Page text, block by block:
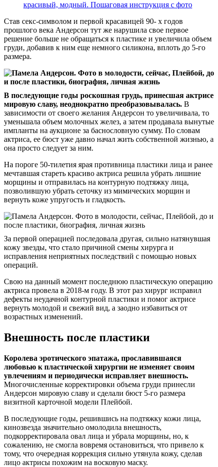
красивый, модный. Пошаговая инструкция с фото
Став секс-символом и первой красавицей 90- х годов
прошлого века Андерсон тут же нарушила свое первое
решение больше не обращаться к пластике и увеличила объем
груди, добавив к ним еще немного силикона, вплоть до 5-го
размера.
В последующие годы роскошная грудь, принесшая актрисе
мировую славу, неоднократно преобразовывалась. В
зависимости от своего желания Андерсон то увеличивала, то
уменьшала объем молочных желез, а затем продавала вынутые
импланты на аукционе за баснословную сумму. По словам
актриса, ее бюст уже давно начал жить собственной жизнью, а
она просто следует за ним.
На пороге 50-тилетия ярая противница пластики лица и ранее
мечтавшая стареть красиво актриса решила убрать лишние
морщины и отправилась на контурную подтяжку лица,
позволившую убрать сеточку из мимических морщин и
вернуть коже упругость и гладкость.
За первой операцией последовала другая, сильно натянувшая
кожу звезды, что стало причиной смены хирурга и
исправления неприятных последствий с помощью новых
операций.
Свою на данный момент последнюю пластическую операцию
актриса провела в 2018-м году. В этот раз хирург исправил
дефекты неудачной контурной пластики и помог актрисе
вернуть молодой и свежий вид, а заодно избавиться от
возрастных изменений.
Внешность после пластики
Королева эротического эпатажа, прославившаяся
любовью к пластической хирургии не изменяет своим
увлечениям и периодически исправляет внешность.
Многочисленные корректировки объема груди принесли
Андерсон мировую славу и сделали бюст 5-го размера
визитной карточной модели Плейбой.
В последующие годы, решившись на подтяжку кожи лица,
кинозвезда значительно омолодила внешность,
подкорректировала овал лица и убрала морщины, но, к
сожалению, не смогла вовремя остановиться, что привело к
тому, что очередная коррекция сильно утянула кожу, сделав
лицо актрисы похожим на восковую маску.